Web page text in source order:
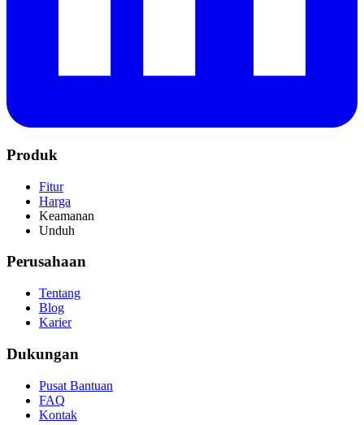
Produk
Fitur
Harga
Keamanan
Unduh
Perusahaan
Tentang
Blog
Karier
Dukungan
Pusat Bantuan
FAQ
Kontak